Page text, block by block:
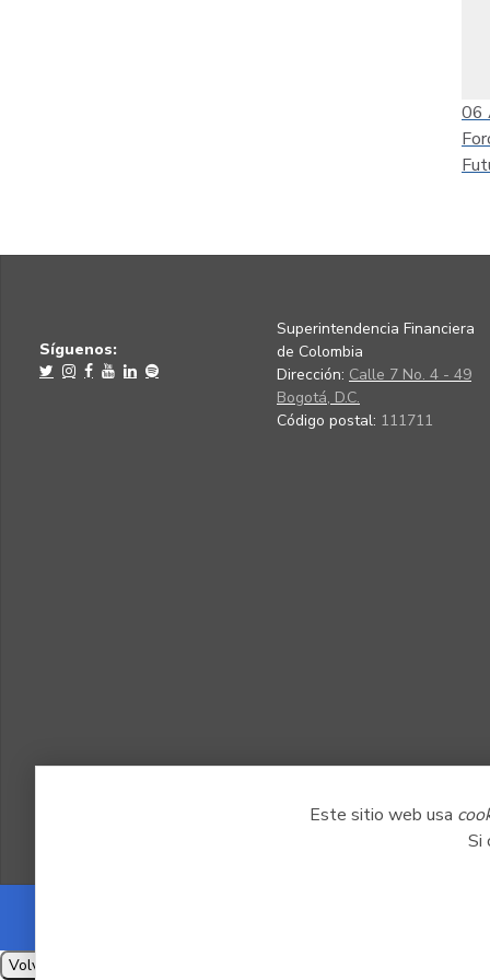
Este sitio web usa
Si
06
Síguenos:
Superintendencia Financiera
de Colombia
Dirección: Calle 7 No. 4 - 49
Bogotá, D.C.
Código postal: 111711
Volver a arriba